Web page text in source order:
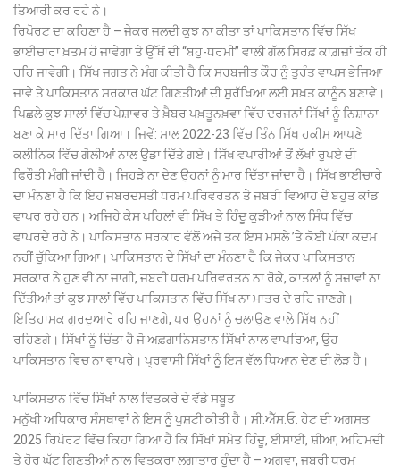
ਤਿਆਰੀ ਕਰ ਰਹੇ ਨੇ।
ਰਿਪੋਰਟ ਦਾ ਕਹਿਣਾ ਹੈ – ਜੇਕਰ ਜਲਦੀ ਕੁਝ ਨਾ ਕੀਤਾ ਤਾਂ ਪਾਕਿਸਤਾਨ ਵਿੱਚ ਸਿੱਖ
ਭਾਈਚਾਰਾ ਖ਼ਤਮ ਹੋ ਜਾਵੇਗਾ ਤੇ ਉੱਥੋਂ ਦੀ ‘‘ਬਹੁ-ਧਰਮੀ’’ ਵਾਲੀ ਗੱਲ ਸਿਰਫ਼ ਕਾਗ਼ਜ਼ਾਂ ਤੱਕ ਹੀ
ਰਹਿ ਜਾਵੇਗੀ। ਸਿੱਖ ਜਗਤ ਨੇ ਮੰਗ ਕੀਤੀ ਹੈ ਕਿ ਸਰਬਜੀਤ ਕੌਰ ਨੂੰ ਤੁਰੰਤ ਵਾਪਸ ਭੇਜਿਆ
ਜਾਵੇ ਤੇ ਪਾਕਿਸਤਾਨ ਸਰਕਾਰ ਘੱਟ ਗਿਣਤੀਆਂ ਦੀ ਸੁਰੱਖਿਆ ਲਈ ਸਖ਼ਤ ਕਾਨੂੰਨ ਬਣਾਵੇ।
ਪਿਛਲੇ ਕੁਝ ਸਾਲਾਂ ਵਿੱਚ ਪੇਸ਼ਾਵਰ ਤੇ ਖ਼ੈਬਰ ਪਖ਼ਤੂਨਖ਼ਵਾ ਵਿੱਚ ਦਰਜਨਾਂ ਸਿੱਖਾਂ ਨੂੰ ਨਿਸ਼ਾਨਾ
ਬਣਾ ਕੇ ਮਾਰ ਦਿੱਤਾ ਗਿਆ। ਜਿਵੇਂ: ਸਾਲ 2022-23 ਵਿੱਚ ਤਿੰਨ ਸਿੱਖ ਹਕੀਮ ਆਪਣੇ
ਕਲੀਨਿਕ ਵਿੱਚ ਗੋਲੀਆਂ ਨਾਲ ਉਡਾ ਦਿੱਤੇ ਗਏ। ਸਿੱਖ ਵਪਾਰੀਆਂ ਤੋਂ ਲੱਖਾਂ ਰੁਪਏ ਦੀ
ਫਿਰੌਤੀ ਮੰਗੀ ਜਾਂਦੀ ਹੈ। ਜਿਹੜੇ ਨਾ ਦੇਣ ਉਹਨਾਂ ਨੂੰ ਮਾਰ ਦਿੱਤਾ ਜਾਂਦਾ ਹੈ। ਸਿੱਖ ਭਾਈਚਾਰੇ
ਦਾ ਮੰਨਣਾ ਹੈ ਕਿ ਇਹ ਜਬਰਦਸਤੀ ਧਰਮ ਪਰਿਵਰਤਨ ਤੇ ਜਬਰੀ ਵਿਆਹ ਦੇ ਬਹੁਤ ਕਾਂਡ
ਵਾਪਰ ਰਹੇ ਹਨ। ਅਜਿਹੇ ਕੇਸ ਪਹਿਲਾਂ ਵੀ ਸਿੱਖ ਤੇ ਹਿੰਦੂ ਕੁੜੀਆਂ ਨਾਲ ਸਿੰਧ ਵਿੱਚ
ਵਾਪਰਦੇ ਰਹੇ ਨੇ। ਪਾਕਿਸਤਾਨ ਸਰਕਾਰ ਵੱਲੋਂ ਅਜੇ ਤਕ ਇਸ ਮਸਲੇ ’ਤੇ ਕੋਈ ਪੱਕਾ ਕਦਮ
ਨਹੀਂ ਚੁੱਕਿਆ ਗਿਆ। ਪਾਕਿਸਤਾਨ ਦੇ ਸਿੱਖਾਂ ਦਾ ਮੰਨਣਾ ਹੈ ਕਿ ਜੇਕਰ ਪਾਕਿਸਤਾਨ
ਸਰਕਾਰ ਨੇ ਹੁਣ ਵੀ ਨਾ ਜਾਗੀ, ਜਬਰੀ ਧਰਮ ਪਰਿਵਰਤਨ ਨਾ ਰੋਕੇ, ਕਾਤਲਾਂ ਨੂੰ ਸਜ਼ਾਵਾਂ ਨਾ
ਦਿੱਤੀਆਂ ਤਾਂ ਕੁਝ ਸਾਲਾਂ ਵਿੱਚ ਪਾਕਿਸਤਾਨ ਵਿੱਚ ਸਿੱਖ ਨਾ ਮਾਤਰ ਦੇ ਰਹਿ ਜਾਣਗੇ।
ਇਤਿਹਾਸਕ ਗੁਰਦੁਆਰੇ ਰਹਿ ਜਾਣਗੇ, ਪਰ ਉਹਨਾਂ ਨੂੰ ਚਲਾਉਣ ਵਾਲੇ ਸਿੱਖ ਨਹੀਂ
ਰਹਿਣਗੇ। ਸਿੱਖਾਂ ਨੂੰ ਚਿੰਤਾ ਹੈ ਜੋ ਅਫ਼ਗਾਨਿਸਤਾਨ ਸਿੱਖਾਂ ਨਾਲ ਵਾਪਰਿਆ, ਉਹ
ਪਾਕਿਸਤਾਨ ਵਿਚ ਨਾ ਵਾਪਰੇ। ਪ੍ਰਵਾਸੀ ਸਿੱਖਾਂ ਨੂੰ ਇਸ ਵੱਲ ਧਿਆਨ ਦੇਣ ਦੀ ਲੋੜ ਹੈ।
ਪਾਕਿਸਤਾਨ ਵਿੱਚ ਸਿੱਖਾਂ ਨਾਲ ਵਿਤਕਰੇ ਦੇ ਵੱਡੇ ਸਬੂਤ
ਮਨੁੱਖੀ ਅਧਿਕਾਰ ਸੰਸਥਾਵਾਂ ਨੇ ਇਸ ਨੂੰ ਪੁਸ਼ਟੀ ਕੀਤੀ ਹੈ। ਸੀ.ਐੱਸ.ਓ. ਹੇਟ ਦੀ ਅਗਸਤ
2025 ਰਿਪੋਰਟ ਵਿੱਚ ਕਿਹਾ ਗਿਆ ਹੈ ਕਿ ਸਿੱਖਾਂ ਸਮੇਤ ਹਿੰਦੂ, ਈਸਾਈ, ਸ਼ੀਆ, ਅਹਿਮਦੀ
ਤੇ ਹੋਰ ਘੱਟ ਗਿਣਤੀਆਂ ਨਾਲ ਵਿਤਕਰਾ ਲਗਾਤਾਰ ਹੁੰਦਾ ਹੈ – ਅਗਵਾ, ਜਬਰੀ ਧਰਮ